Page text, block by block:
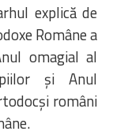
explică de
Române a
omagial al
şi Anul
români